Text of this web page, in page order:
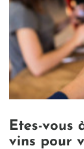
Etes-vous
vins pour